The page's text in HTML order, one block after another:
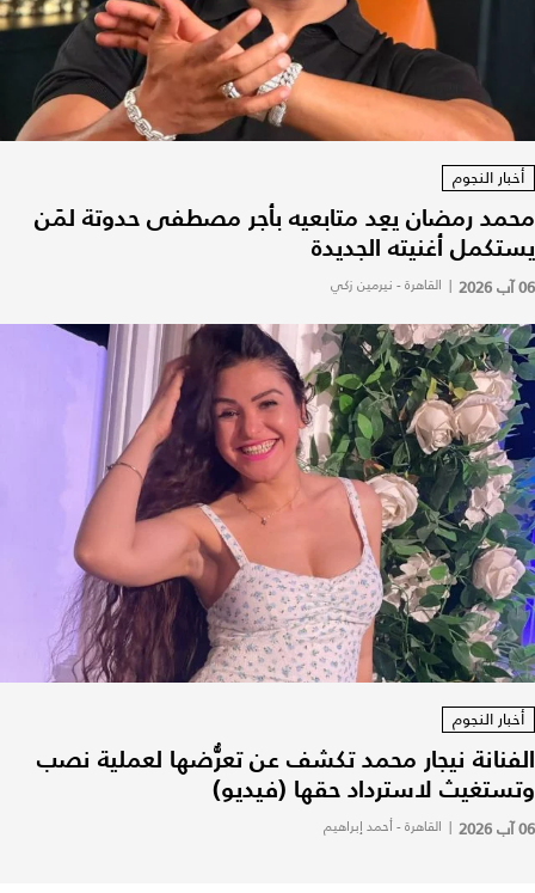
أخبار النجوم
محمد رمضان يعِد متابعيه بأجر مصطفى حدوتة لمَن
يستكمل أغنيته الجديدة
06 آب 2026 | القاهرة - نيرمين زكي
أخبار النجوم
الفنانة نيجار محمد تكشف عن تعرُّضها لعملية نصب
وتستغيث لاسترداد حقها (فيديو)
06 آب 2026 | القاهرة - أحمد إبراهيم